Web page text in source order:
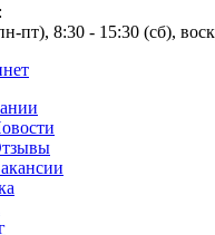
пт), 8:30 - 15:30 (сб),